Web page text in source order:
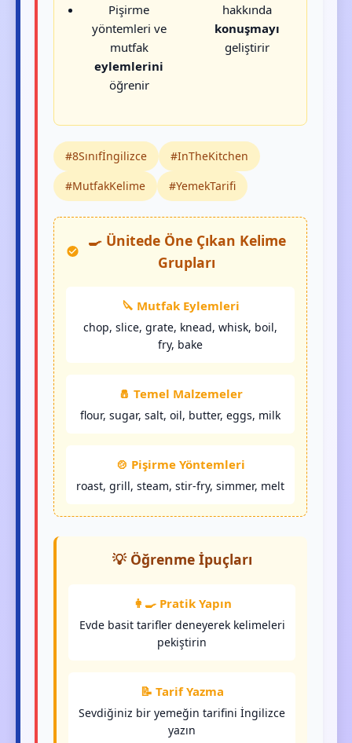
Pişirme
yöntemleri ve
mutfak
eylemlerini
öğrenir
hakkında
konuşmayı
geliştirir
#8Sınıfİngilizce
#InTheKitchen
#MutfakKelime
#YemekTarifi
🍳 Ünitede Öne Çıkan Kelime
Grupları
🔪 Mutfak Eylemleri
chop, slice, grate, knead, whisk, boil,
fry, bake
🧂 Temel Malzemeler
flour, sugar, salt, oil, butter, eggs, milk
🍲 Pişirme Yöntemleri
roast, grill, steam, stir-fry, simmer, melt
💡 Öğrenme İpuçları
👩‍🍳 Pratik Yapın
Evde basit tarifler deneyerek kelimeleri
pekiştirin
📝 Tarif Yazma
Sevdiğiniz bir yemeğin tarifini İngilizce
yazın